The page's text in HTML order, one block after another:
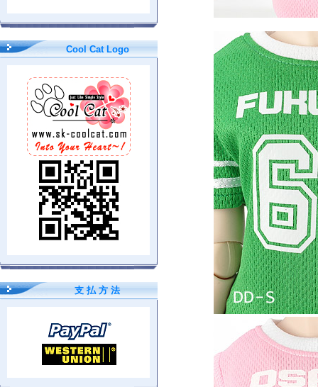
Cool Cat Logo
支 払 方 法